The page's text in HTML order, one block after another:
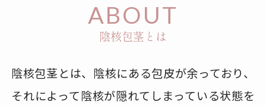
ABOUT
陰核包茎とは
陰核包茎とは、陰核にある包皮が余っており、
それによって陰核が隠れてしまっている状態を